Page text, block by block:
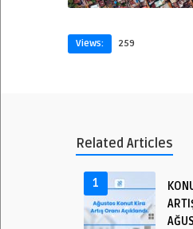
Views: 259
Related Articles
1